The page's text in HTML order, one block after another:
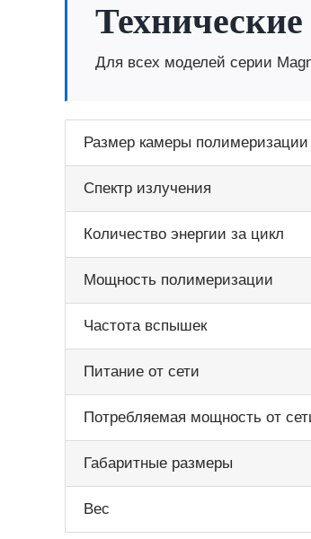
Для всех моделей серии
Размер камеры полимеризации
Спектр излучения
Количество энергии за цикл
Мощность полимеризации
Частота вспышек
Питание от сети
Потребляемая мощность от
Габаритные размеры
Вес